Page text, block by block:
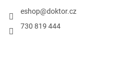
eshop@doktor.cz
730 819 444